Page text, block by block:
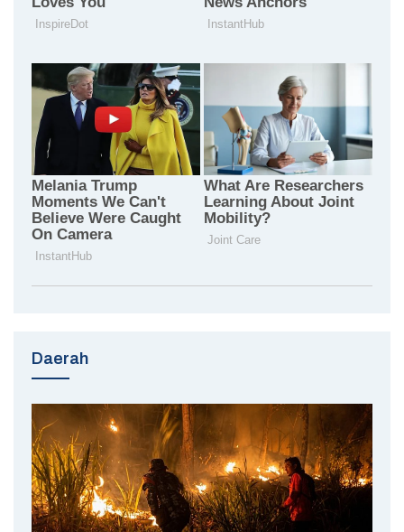
Daerah